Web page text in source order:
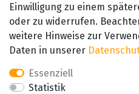
SEHR GUT
4.89 / 5
aus 657 Bewertungen
bei: amazon.de,
amazon.fr, amazon.it
Einwilligung zu einem
oder zu widerrufen.
weitere Hinweise zur
Daten in unserer
Essenziell
Statistik